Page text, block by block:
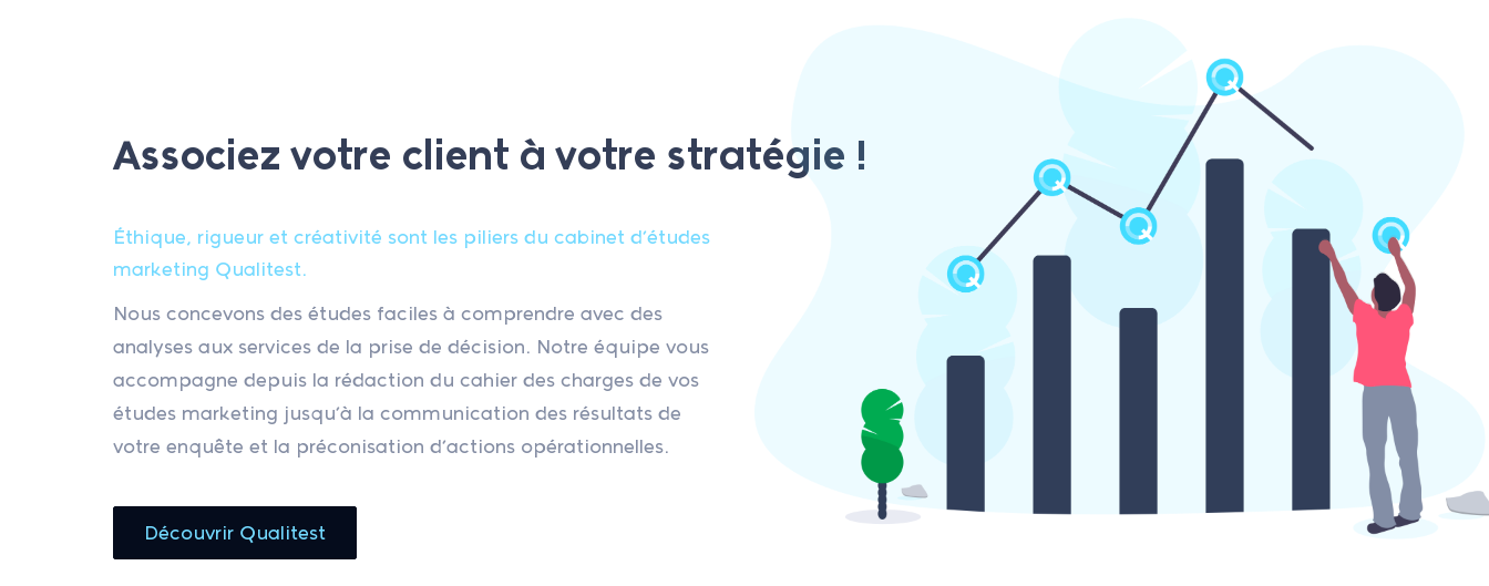
Associez votre client à votre stratégie !
Éthique, rigueur et créativité sont les piliers du cabinet d’études
marketing Qualitest.
Nous concevons des études faciles à comprendre avec des
analyses aux services de la prise de décision. Notre équipe vous
accompagne depuis la rédaction du cahier des charges de vos
études marketing jusqu’à la communication des résultats de
votre enquête et la préconisation d’actions opérationnelles.
Découvrir Qualitest